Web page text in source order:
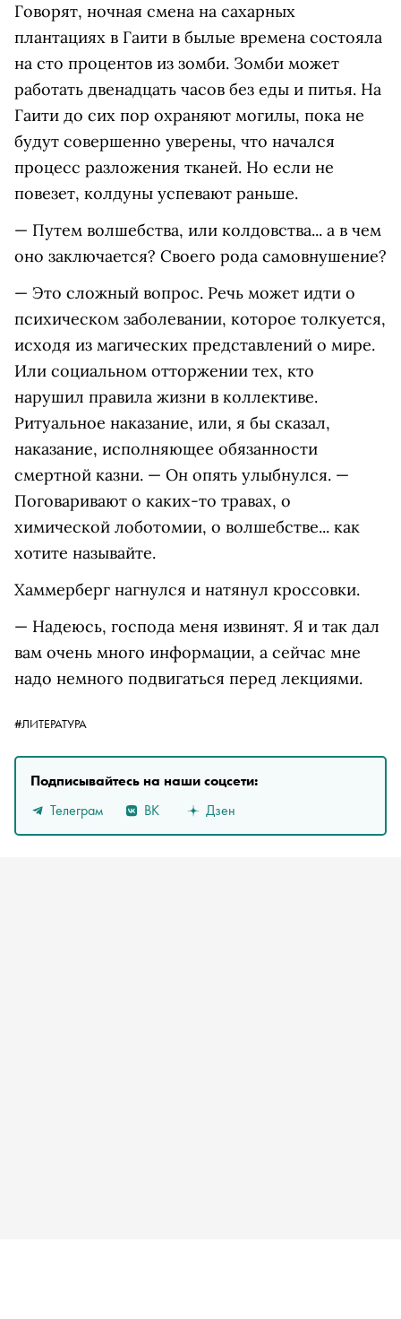
Говорят, ночная смена на сахарных
плантациях в Гаити в былые времена состояла
на сто процентов из зомби. Зомби может
работать двенадцать часов без еды и питья. На
Гаити до сих пор охраняют могилы, пока не
будут совершенно уверены, что начался
процесс разложения тканей. Но если не
повезет, колдуны успевают раньше.
— Путем волшебства, или колдовства... а в чем
оно заключается? Своего рода самовнушение?
— Это сложный вопрос. Речь может идти о
психическом заболевании, которое толкуется,
исходя из магических представлений о мире.
Или социальном отторжении тех, кто
нарушил правила жизни в коллективе.
Ритуальное наказание, или, я бы сказал,
наказание, исполняющее обязанности
смертной казни. — Он опять улыбнулся. —
Поговаривают о каких-то травах, о
химической лоботомии, о волшебстве... как
хотите называйте.
Хаммерберг нагнулся и натянул кроссовки.
— Надеюсь, господа меня извинят. Я и так дал
вам очень много информации, а сейчас мне
надо немного подвигаться перед лекциями.
#ЛИТЕРАТУРА
Подписывайтесь на наши соцсети:
Телеграм
ВК Дзен